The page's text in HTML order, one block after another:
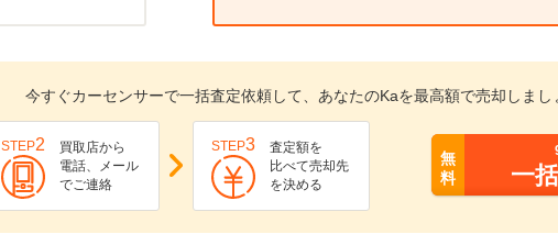
今すぐカーセンサーで一括査定依頼して、あなたのKaを最高額で売却しまし
STEP2
買取店から
電話、メール
でご連絡
STEP3
査定額を
比べて売却先
を決める
無
料
一